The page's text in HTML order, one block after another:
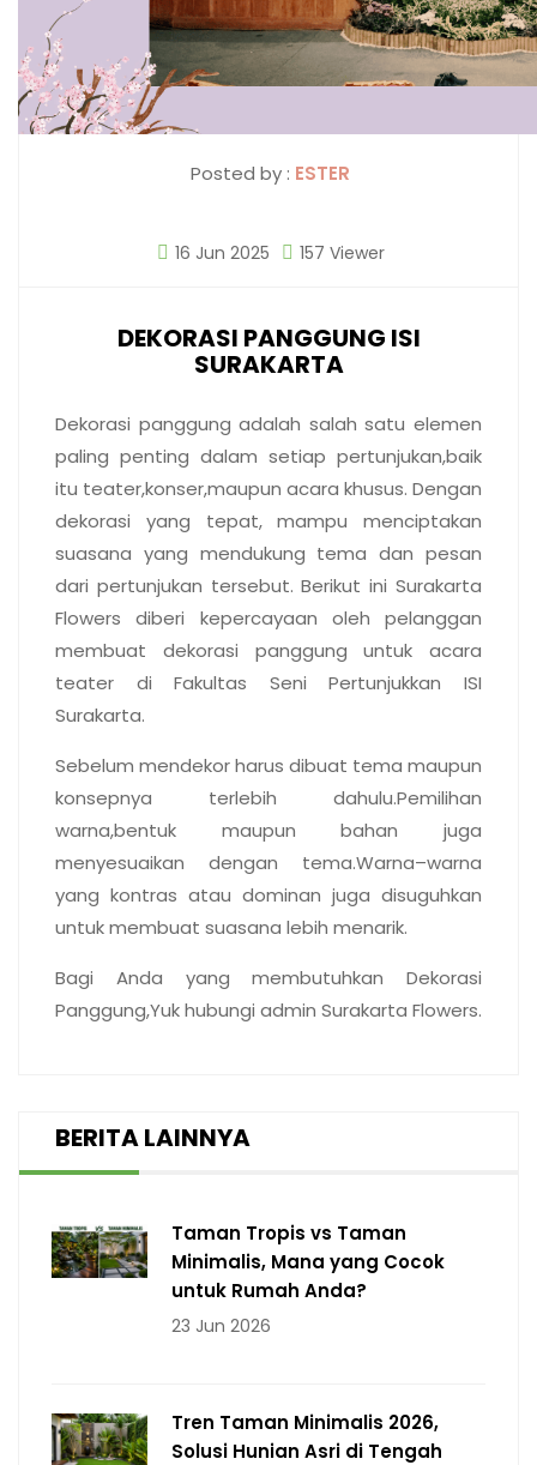
Posted by : ESTER
16 Jun 2025 157 Viewer
DEKORASI PANGGUNG ISI
SURAKARTA
Dekorasi panggung adalah salah satu elemen
paling penting dalam setiap pertunjukan,baik
itu teater,konser,maupun acara khusus. Dengan
dekorasi yang tepat, mampu menciptakan
suasana yang mendukung tema dan pesan
dari pertunjukan tersebut. Berikut ini Surakarta
Flowers diberi kepercayaan oleh pelanggan
membuat dekorasi panggung untuk acara
teater di Fakultas Seni Pertunjukkan ISI
Surakarta.
Sebelum mendekor harus dibuat tema maupun
konsepnya terlebih dahulu.Pemilihan
warna,bentuk maupun bahan juga
menyesuaikan dengan tema.Warna–warna
yang kontras atau dominan juga disuguhkan
untuk membuat suasana lebih menarik.
Bagi Anda yang membutuhkan Dekorasi
Panggung,Yuk hubungi admin Surakarta Flowers.
BERITA LAINNYA
Taman Tropis vs Taman
Minimalis, Mana yang Cocok
untuk Rumah Anda?
23 Jun 2026
Tren Taman Minimalis 2026,
Solusi Hunian Asri di Tengah